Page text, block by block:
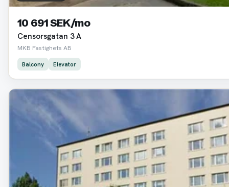
10 691 SEK/mo
Censorsgatan 3 A
MKB Fastighets AB
Balcony Elevator